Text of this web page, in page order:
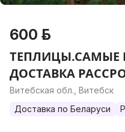
600 р.
ТЕПЛИЦЫ.САМЫЕ
ДОСТАВКА
Витебская обл., Витебск
Доставка по Беларуси